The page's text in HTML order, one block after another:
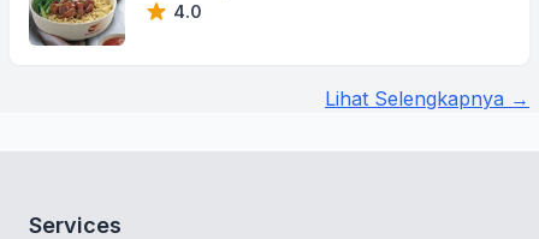
4.0
Lihat Selengkapnya →
Services